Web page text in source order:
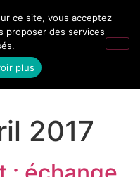
2017
ce site, vous acceptez
proposer des services
plus